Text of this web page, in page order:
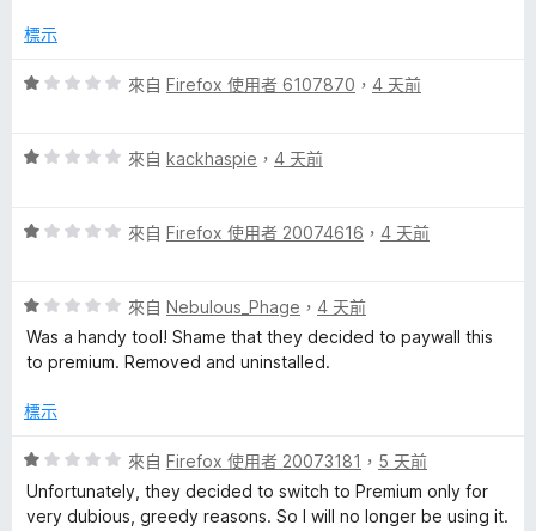
標示
評
分
分
來自 Firefox 使用者 6107870 ， 4 天前
評
分
分
5
分
來自 kackhaspie ， 4 天前
評
分
，
滿
5
來自 Firefox 使用者 20074616 ， 4 天前
評
價
1
，
分
5
來自 Nebulous_Phage ， 4 天前
Was a handy tool! Shame that they decided to paywall this
to premium. Removed and uninstalled.
標示
評
價
1
來自 Firefox 使用者 20073181 ， 5 天前
Unfortunately, they decided to switch to Premium only for
very dubious, greedy reasons. So I will no longer be using it.